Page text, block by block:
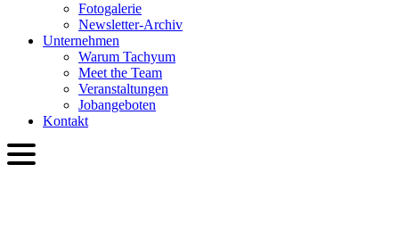
Fotogalerie
Newsletter-Archiv
Unternehmen
Warum Tachyum
Meet the Team
Veranstaltungen
Jobangeboten
Kontakt